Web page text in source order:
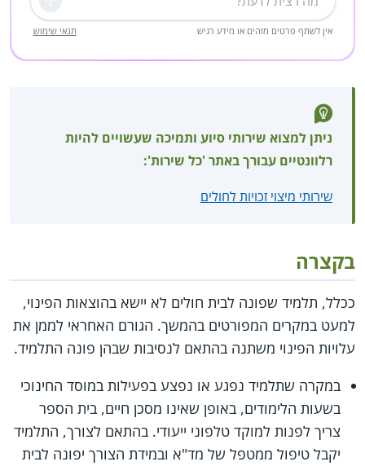
שליחה
אין לשתף פרטים מזהים או מידע רגיש תנאי שימוש
ניתן למצוא שירותי סיוע ותמיכה שעשויים להיות
רלוונטיים עבורך באתר 'כל שירות':
שירותי מיצוי זכויות לחולים
בקצרה
ככלל, תלמיד שפונה לבית חולים לא יישא בהוצאות הפינוי,
למעט במקרים המפורטים בהמשך. הגורם האחראי לממן את
עלויות הפינוי משתנה בהתאם לנסיבות שבהן פונה התלמיד.
במקרה שתלמיד נפגע או נפצע בפעילות במוסד החינוכי
בשעות הלימודים, באופן שאינו מסכן חיים, בית הספר
צריך לפנות למוקד טלפוני ייעודי. בהתאם לצורך, התלמיד
יקבל טיפול ממטפל של מד"א ובמידת הצורך יפונה לבית